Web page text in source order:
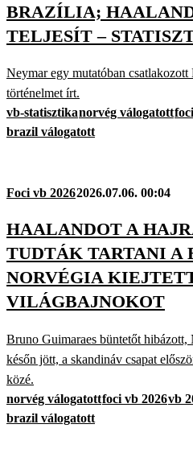
BRAZÍLIA;
TELJESÍT –
Neymar egy mutatóban
történelmet írt.
vb-statisztikanorvég válogatott
brazil válogatott
Foci vb 20262026.07.06. 00:04
HAALANDOT A
TUDTÁK TARTANI A
NORVÉGIA
VILÁGBAJNOKOT
Bruno Guimaraes büntetőt hibázott,
későn jött, a skandináv csapat
közé.
norvég válogatottfoci vb 2026vb
brazil válogatott